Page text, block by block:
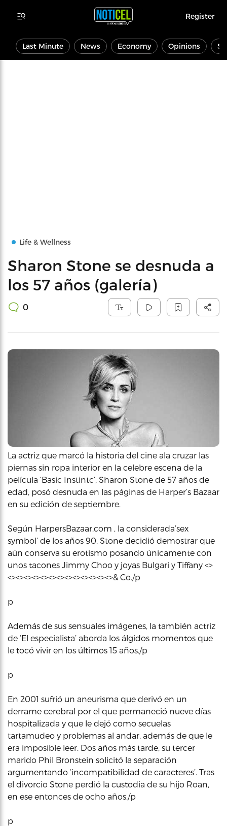
Register
Last Minute News Economy Opinions
Life & Wellness
Sharon Stone se desnuda a
los 57 años (galería)
0
La actriz que marcó la historia del cine ala cruzar las
piernas sin ropa interior en la celebre escena de la
película ‘Basic Instintc’, Sharon Stone de 57 años de
edad, posó desnuda en las páginas de Harper’s Bazaar
en su edición de septiembre.
Según HarpersBazaar.com , la considerada’sex
symbol’ de los años 90, Stone decidió demostrar que
aún conserva su erotismo posando únicamente con
unos tacones Jimmy Choo y joyas Bulgari y Tiffany <>
<><><><><><><><><><><><><>& Co./p
p
Además de sus sensuales imágenes, la también actriz
de ‘El especialista’ aborda los álgidos momentos que
le tocó vivir en los últimos 15 años./p
p
En 2001 sufrió un aneurisma que derivó en un
derrame cerebral por el que permaneció nueve días
hospitalizada y que le dejó como secuelas
tartamudeo y problemas al andar, además de que le
era imposible leer. Dos años más tarde, su tercer
marido Phil Bronstein solicitó la separación
argumentando ‘incompatibilidad de caracteres’. Tras
el divorcio Stone perdió la custodia de su hijo Roan,
en ese entonces de ocho años./p
p